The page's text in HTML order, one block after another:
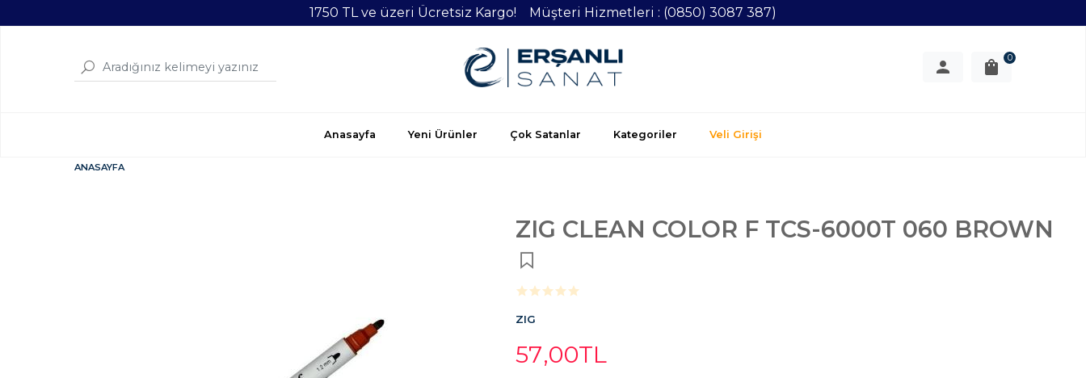
1750 TL ve üzeri Ücretsiz Kargo! Müşteri Hizmetleri : (0850) 3087 387)
0
Anasayfa Yeni Ürünler Çok Satanlar Kategoriler Veli Girişi
ANASAYFA
ZIG CLEAN COLOR F TCS-6000T 060 BROWN
ZIG
57,00TL